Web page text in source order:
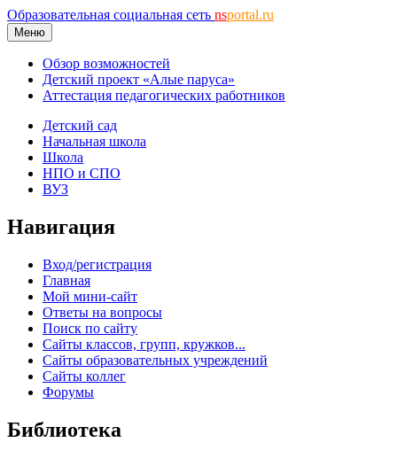
Образовательная социальная сеть nsportal.ru
Меню
Обзор возможностей
Детский проект «Алые паруса»
Аттестация педагогических работников
Детский сад
Начальная школа
Школа
НПО и СПО
ВУЗ
Навигация
Вход/регистрация
Главная
Мой мини-сайт
Ответы на вопросы
Поиск по сайту
Сайты классов, групп, кружков...
Сайты образовательных учреждений
Сайты коллег
Форумы
Библиотека